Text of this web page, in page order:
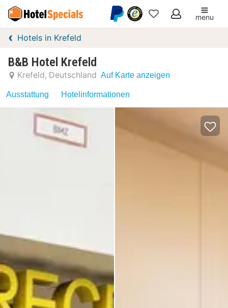
Meine
menu
Hotels in Krefeld
B&B Hotel Krefeld
Krefeld Deutschland Auf Karte anzeigen
Ausstattung Hotelinformationen